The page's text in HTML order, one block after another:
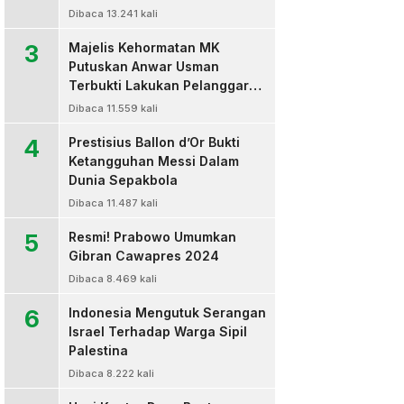
Dibaca 13.241 kali
3
Majelis Kehormatan MK
Putuskan Anwar Usman
Terbukti Lakukan Pelanggaran
Berat Kode Etik dan
Dibaca 11.559 kali
4
Prestisius Ballon d’Or Bukti
Ketangguhan Messi Dalam
Dunia Sepakbola
Dibaca 11.487 kali
5
Resmi! Prabowo Umumkan
Gibran Cawapres 2024
Dibaca 8.469 kali
6
Indonesia Mengutuk Serangan
Israel Terhadap Warga Sipil
Palestina
Dibaca 8.222 kali